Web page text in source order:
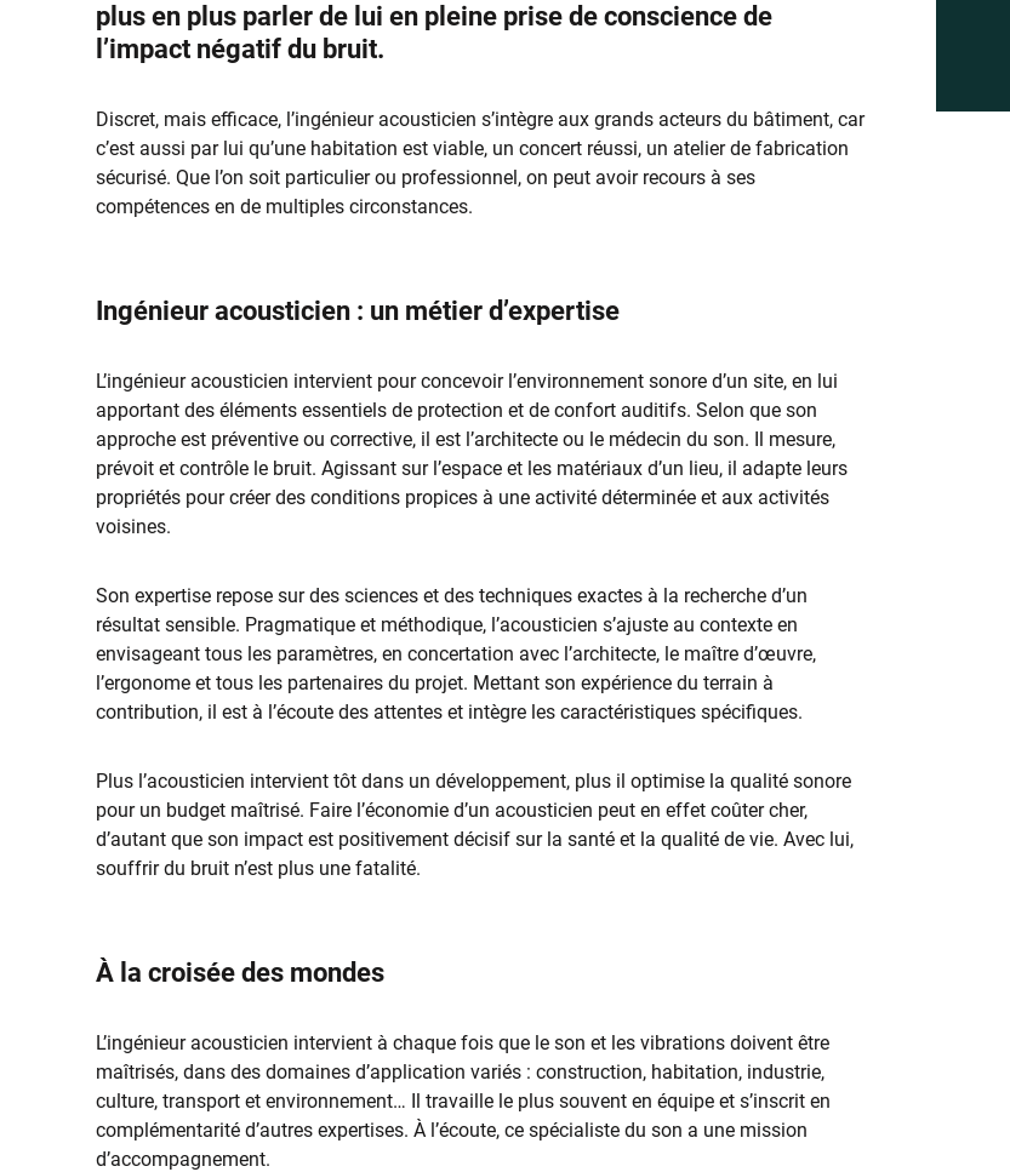
plus en plus parler de lui en pleine prise de conscience de
l’impact négatif du bruit.
Discret, mais efficace, l’ingénieur acousticien s’intègre aux grands acteurs du bâtiment, car
c’est aussi par lui qu’une habitation est viable, un concert réussi, un atelier de fabrication
sécurisé. Que l’on soit particulier ou professionnel, on peut avoir recours à ses
compétences en de multiples circonstances.
Ingénieur acousticien : un métier d’expertise
L’ingénieur acousticien intervient pour concevoir l’environnement sonore d’un site, en lui
apportant des éléments essentiels de protection et de confort auditifs. Selon que son
approche est préventive ou corrective, il est l’architecte ou le médecin du son. Il mesure,
prévoit et contrôle le bruit. Agissant sur l’espace et les matériaux d’un lieu, il adapte leurs
propriétés pour créer des conditions propices à une activité déterminée et aux activités
voisines.
Son expertise repose sur des sciences et des techniques exactes à la recherche d’un
résultat sensible. Pragmatique et méthodique, l’acousticien s’ajuste au contexte en
envisageant tous les paramètres, en concertation avec l’architecte, le maître d’œuvre,
l’ergonome et tous les partenaires du projet. Mettant son expérience du terrain à
contribution, il est à l’écoute des attentes et intègre les caractéristiques spécifiques.
Plus l’acousticien intervient tôt dans un développement, plus il optimise la qualité sonore
pour un budget maîtrisé. Faire l’économie d’un acousticien peut en effet coûter cher,
d’autant que son impact est positivement décisif sur la santé et la qualité de vie. Avec lui,
souffrir du bruit n’est plus une fatalité.
À la croisée des mondes
L’ingénieur acousticien intervient à chaque fois que le son et les vibrations doivent être
maîtrisés, dans des domaines d’application variés : construction, habitation, industrie,
culture, transport et environnement… Il travaille le plus souvent en équipe et s’inscrit en
complémentarité d’autres expertises. À l’écoute, ce spécialiste du son a une mission
d’accompagnement.